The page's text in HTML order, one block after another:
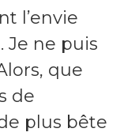
l’envie
Je ne puis
que
de
plus bête